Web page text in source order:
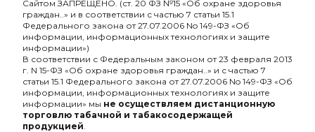
Ready с ароматом Чай
Сайтом ЗАПРЕЩЕНО. (ст. 20 ФЗ №15 «Об охране здоровья
граждан..» и в соответствии с частью 7 статьи 15.1
Федерального закона от 27.07.2006 No 149-ФЗ «Об
информации, информационных технологиях и защите
информации»)
В соответствии с Федеральным законом от 23 февраля 2013
г. N 15-ФЗ «Об охране здоровья граждан..» и с частью 7
статьи 15.1 Федерального закона от 27.07.2006 No 149-ФЗ «Об
информации, информационных технологиях и защите
информации» мы не осуществляем дистанционную
торговлю табачной и табакосодержащей
продукцией.